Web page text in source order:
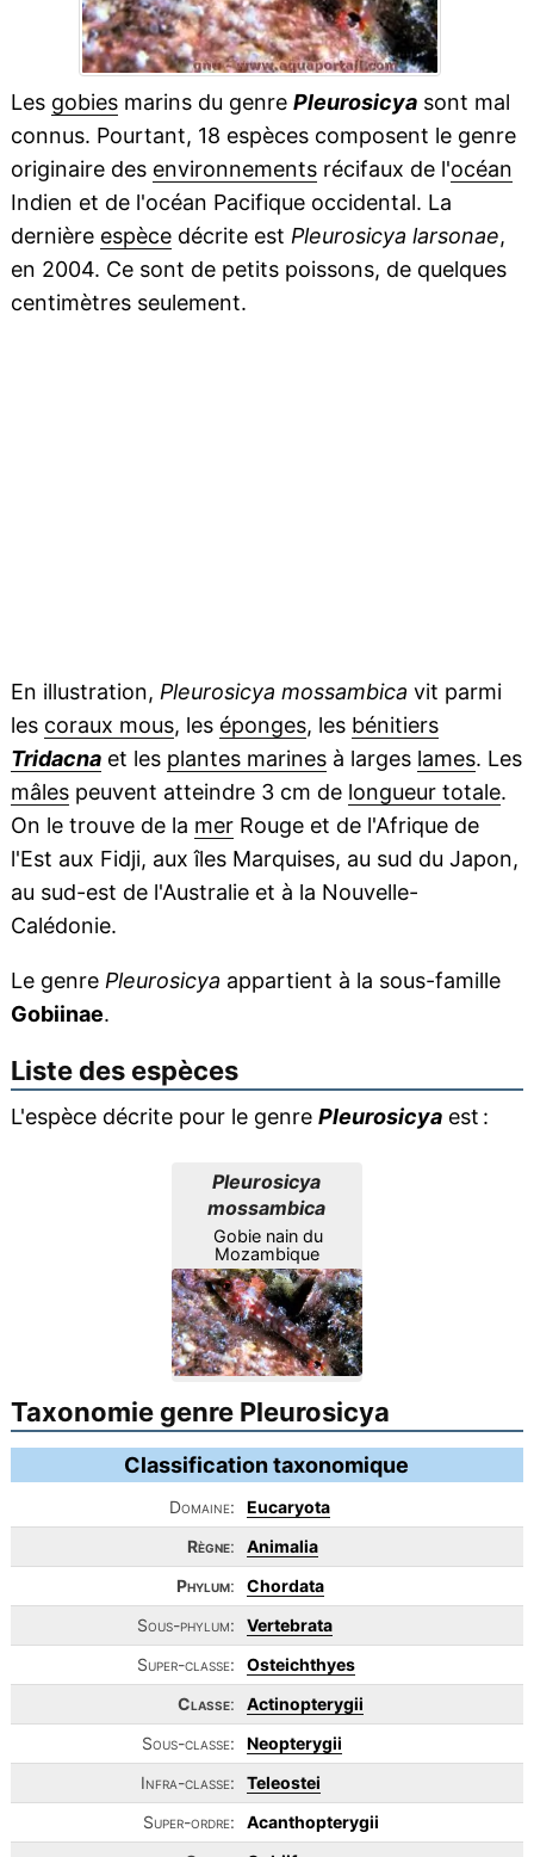
Les gobiesmarins du genre Pleurosicyasont mal
connus. Pourtant, 18 espèces composent le genre
originaire des environnementsrécifaux de l'océan
Indien et de l'océan Pacifique occidental. La
dernière espècedécrite est Pleurosicya larsonae,
en 2004. Ce sont de petits poissons, de quelques
centimètres seulement.
En illustration, Pleurosicya mossambica vit parmi
les coraux mous, les éponges, les bénitiers
Tridacnaet les plantes marinesà larges lames. Les
mâlespeuvent atteindre 3 cm de longueur totale.
On le trouve de la merRouge et de l'Afrique de
l'Est aux Fidji, aux îles Marquises, au sud du Japon,
au sud-est de l'Australie et à la Nouvelle-
Calédonie.
Le genre Pleurosicya appartient à la sous-famille
Gobiinae.
Liste des espèces
L'espèce décrite pour le genre Pleurosicyaest :
Pleurosicya
mossambica
Gobie nain du
Mozambique
Taxonomie genre Pleurosicya
Classification taxonomique
Domaine:
Eucaryota
Règne:
Animalia
Phylum:
Chordata
Sous-phylum:
Vertebrata
Super-classe:
Osteichthyes
Classe:
Actinopterygii
Sous-classe:
Neopterygii
Infra-classe:
Teleostei
Super-ordre:
Acanthopterygii